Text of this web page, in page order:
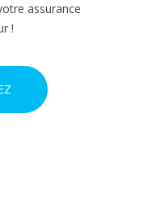
assurance
!